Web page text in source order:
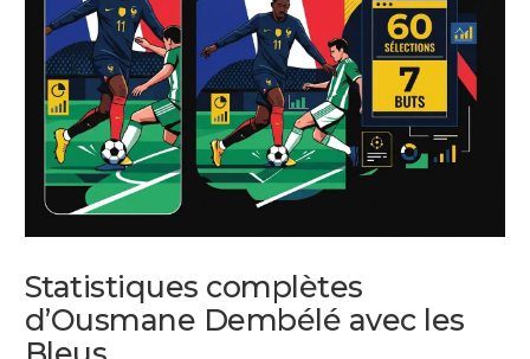
Statistiques complètes
d’Ousmane Dembélé avec les